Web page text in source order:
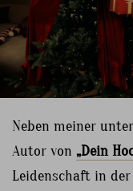
Neben meiner
Autor von „Dein
Leidenschaft in